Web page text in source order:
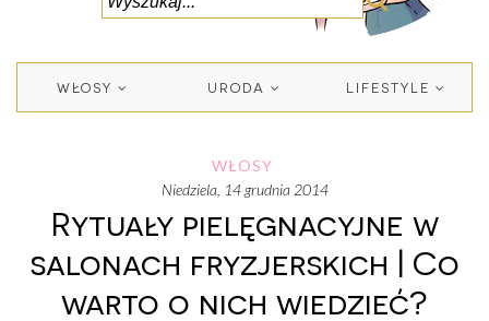
WŁOSY URODA LIFESTYLE
WŁOSY
niedziela, 14 grudnia 2014
Rytuały pielęgnacyjne w
salonach fryzjerskich | Co
warto o nich wiedzieć?